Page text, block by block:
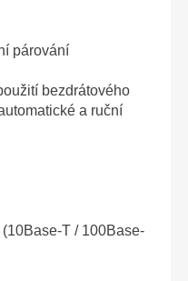
párování
bezdrátového
a ruční
T / 100Base-